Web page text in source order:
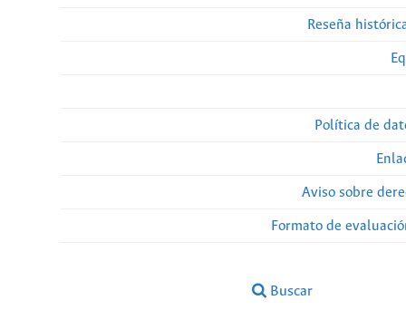
Reseña
Política de
Aviso sobre
Formato de
Buscar